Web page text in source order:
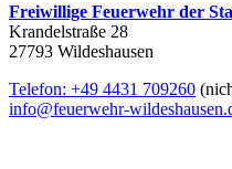
Freiwillige Feuerwehr der
Krandelstraße 28
27793 Wildeshausen
Telefon: +49 4431 709260
info@feuerwehr-